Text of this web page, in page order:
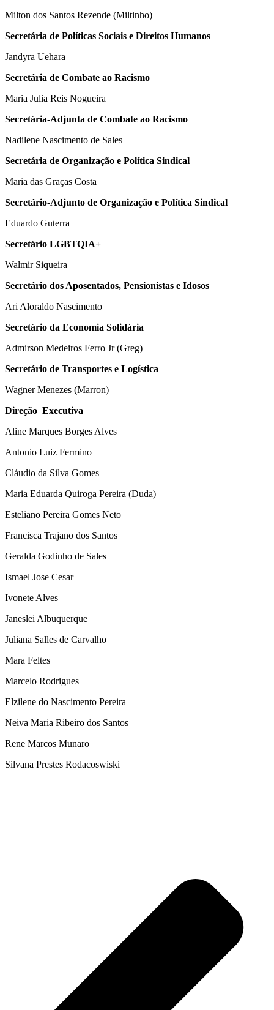
Milton dos Santos Rezende (Miltinho)
Secretária de Políticas Sociais e Direitos Humanos
Jandyra Uehara
Secretária de Combate ao Racismo
Maria Julia Reis Nogueira
Secretária-Adjunta de Combate ao Racismo
Nadilene Nascimento de Sales
Secretária de Organização e Política Sindical
Maria das Graças Costa
Secretário-Adjunto de Organização e Política Sindical
Eduardo Guterra
Secretário LGBTQIA+
Walmir Siqueira
Secretário dos Aposentados, Pensionistas e Idosos
Ari Aloraldo Nascimento
Secretário da Economia Solidária
Admirson Medeiros Ferro Jr (Greg)
Secretário de Transportes e Logística
Wagner Menezes (Marron)
Direção Executiva
Aline Marques Borges Alves
Antonio Luiz Fermino
Cláudio da Silva Gomes
Maria Eduarda Quiroga Pereira (Duda)
Esteliano Pereira Gomes Neto
Francisca Trajano dos Santos
Geralda Godinho de Sales
Ismael Jose Cesar
Ivonete Alves
Janeslei Albuquerque
Juliana Salles de Carvalho
Mara Feltes
Marcelo Rodrigues
Elzilene do Nascimento Pereira
Neiva Maria Ribeiro dos Santos
Rene Marcos Munaro
Silvana Prestes Rodacoswiski